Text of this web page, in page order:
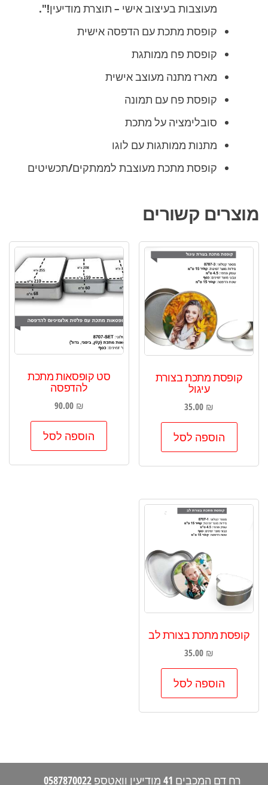
מעוצבות בעיצוב אישי – תוצרת מודיעין!".
קופסת מתכת עם הדפסה אישית
קופסת פח ממותגת
מארז מתנה מעוצב אישית
קופסת פח עם תמונה
סובלימציה על מתכת
מתנות ממותגות עם לוגו
קופסת מתכת מעוצבת לממתקים/תכשיטים
מוצרים קשורים
קופסת מתכת בצורת
עיגול
35.00 ₪
הוספה לסל
סט קופסאות מתכת
להדפסה
90.00 ₪
הוספה לסל
קופסת מתכת בצורת לב
35.00 ₪
הוספה לסל
רח דם המכבים 41 מודיעין וואטספ 0587870022